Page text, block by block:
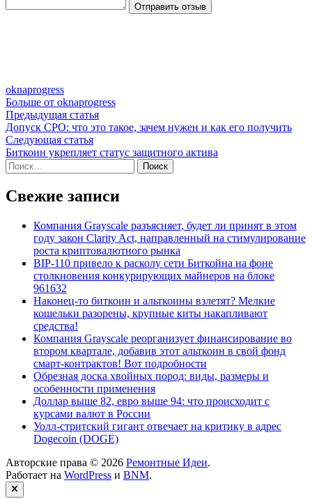
Отправить отзыв
oknaprogress
Больше от oknaprogress
Навигация
по
записям
Предыдущая статьяПредыдущая
статья:
Допуск СРО: что это такое, зачем нужен и как его получить
Следующая статьяСледующая
статья:
Биткоин укрепляет статус защитного актива
Найти:
Свежие записи
Компания Grayscale разъясняет, будет ли принят в этом
году закон Clarity Act, направленный на стимулирование
роста криптовалютного рынка
BIP-110 привело к расколу сети Биткойна на фоне
столкновения конкурирующих майнеров на блоке
961632
Наконец-то биткоин и альткоины взлетят? Мелкие
кошельки разорены, крупные киты накапливают
средства!
Компания Grayscale реорганизует финансирование во
втором квартале, добавив этот альткоин в свой фонд
смарт-контрактов! Вот подробности
Обрезная доска хвойных пород: виды, размеры и
особенности применения
Доллар выше 82, евро выше 94: что происходит с
курсами валют в России
Уолл-стритский гигант отвечает на критику в адрес
Dogecoin (DOGE)
Авторские права © 2026 Ремонтные Идеи.
Работает на WordPress и BNM.
Закрыть